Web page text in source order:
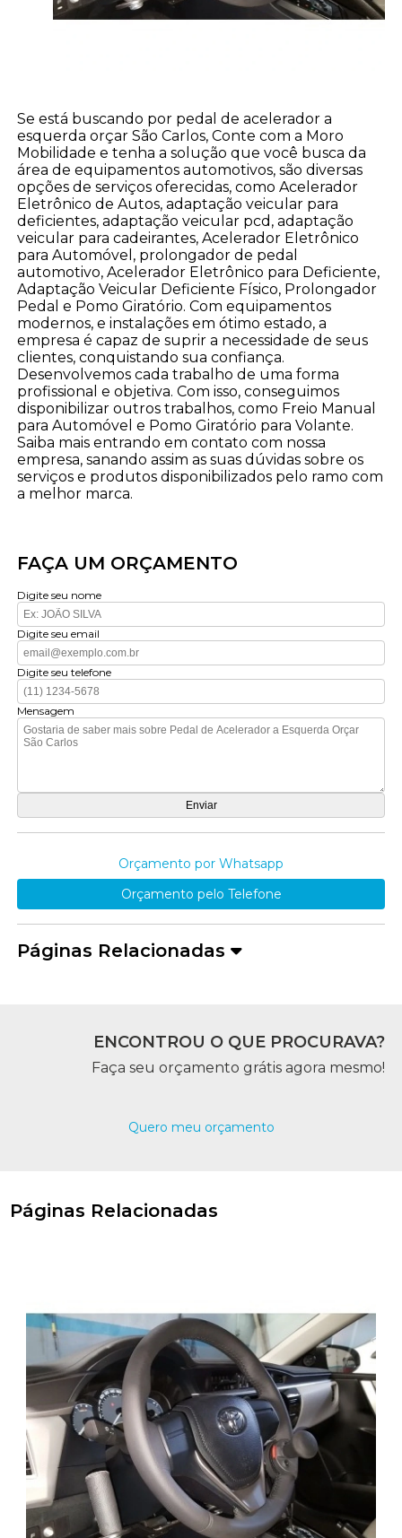
Se está buscando por pedal de acelerador a
esquerda orçar São Carlos, Conte com a Moro
Mobilidade e tenha a solução que você busca da
área de equipamentos automotivos, são diversas
opções de serviços oferecidas, como Acelerador
Eletrônico de Autos, adaptação veicular para
deficientes, adaptação veicular pcd, adaptação
veicular para cadeirantes, Acelerador Eletrônico
para Automóvel, prolongador de pedal
automotivo, Acelerador Eletrônico para Deficiente,
Adaptação Veicular Deficiente Físico, Prolongador
Pedal e Pomo Giratório. Com equipamentos
modernos, e instalações em ótimo estado, a
empresa é capaz de suprir a necessidade de seus
clientes, conquistando sua confiança.
Desenvolvemos cada trabalho de uma forma
profissional e objetiva. Com isso, conseguimos
disponibilizar outros trabalhos, como Freio Manual
para Automóvel e Pomo Giratório para Volante.
Saiba mais entrando em contato com nossa
empresa, sanando assim as suas dúvidas sobre os
serviços e produtos disponibilizados pelo ramo com
a melhor marca.
FAÇA UM ORÇAMENTO
Digite seu nome
Digite seu email
Digite seu telefone
Mensagem
Orçamento por Whatsapp
Orçamento pelo Telefone
Páginas Relacionadas
ENCONTROU O QUE PROCURAVA?
Faça seu orçamento grátis agora mesmo!
Quero meu orçamento
Páginas Relacionadas